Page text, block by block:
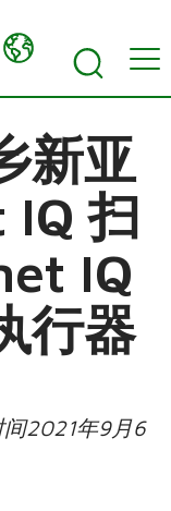
新亚
IQ 扫
IQ
行器
间2021年9月6